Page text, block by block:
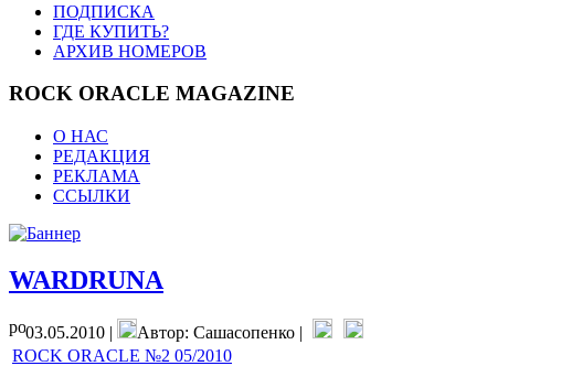
ПОДПИСКА
ГДЕ КУПИТЬ?
АРХИВ НОМЕРОВ
ROCK ORACLE MAGAZINE
О НАС
РЕДАКЦИЯ
РЕКЛАМА
ССЫЛКИ
WARDRUNA
03.05.2010 |
Автор: Сашасопенко |
ROCK ORACLE №2 05/2010